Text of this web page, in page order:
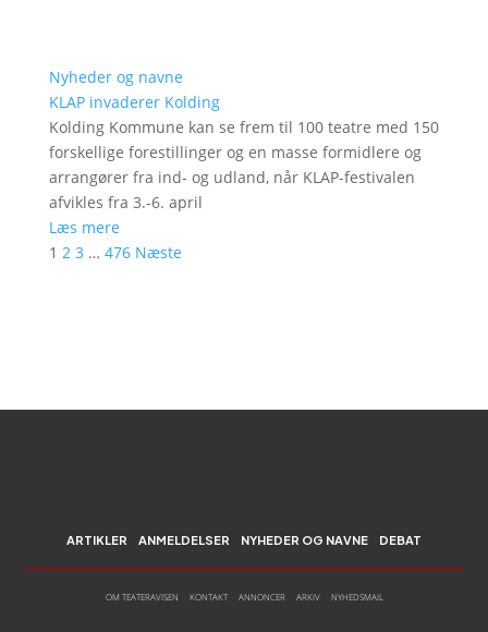
Nyheder og navne
KLAP invaderer Kolding
Kolding Kommune kan se frem til 100 teatre med 150
forskellige forestillinger og en masse formidlere og
arrangører fra ind- og udland, når KLAP-festivalen
afvikles fra 3.-6. april
Læs mere
1 2 3 … 476 Næste
ARTIKLER ANMELDELSER NYHEDER OG NAVNE DEBAT
OM TEATERAVISEN KONTAKT ANNONCER ARKIV NYHEDSMAIL